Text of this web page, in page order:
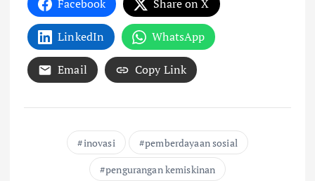
Facebook Share on X
LinkedIn WhatsApp
Email Copy Link
inovasi
pemberdayaan sosial
pengurangan kemiskinan